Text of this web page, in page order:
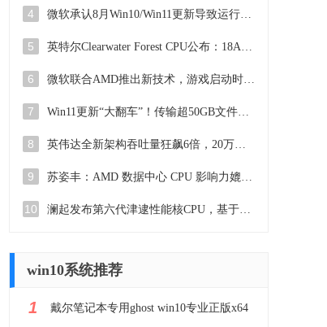
4 微软承认8月Win10/Win11更新导致运行AutoCAD故障，如何解决？
5 英特尔Clearwater Forest CPU公布：18A制程，288核E-Core，性能爆表，震撼全球！
6 微软联合AMD推出新技术，游戏启动时间暴减八成，玩游戏更畅快
7 Win11更新“大翻车”！传输超50GB文件，SSD或“变砖”如何解决？
8 英伟达全新架构吞吐量狂飙6倍，20万亿Token训练，Meta没做的英伟达做了
9 苏姿丰：AMD 数据中心 CPU 影响力媲美英伟达 AI 加速器
10 澜起发布第六代津逮性能核CPU，基于英特尔 Granite Rapids 最新技术
win10系统推荐
1 戴尔笔记本专用ghost win10专业正版x64